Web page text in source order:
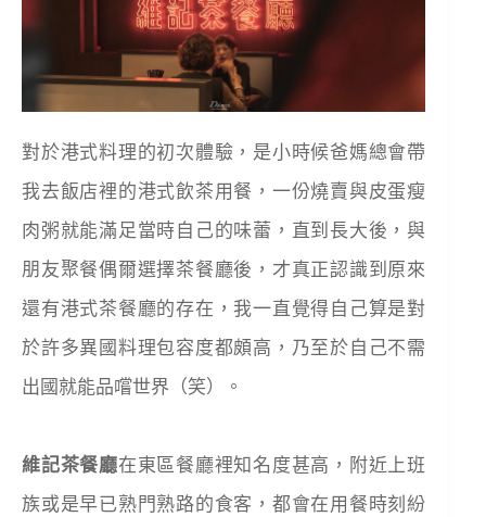
對於港式料理的初次體驗，是小時候爸媽總會帶
我去飯店裡的港式飲茶用餐，一份燒賣與皮蛋瘦
肉粥就能滿足當時自己的味蕾，直到長大後，與
朋友聚餐偶爾選擇茶餐廳後，才真正認識到原來
還有港式茶餐廳的存在，我一直覺得自己算是對
於許多異國料理包容度都頗高，乃至於自己不需
出國就能品嚐世界（笑）。
維記茶餐廳在東區餐廳裡知名度甚高，附近上班
族或是早已熟門熟路的食客，都會在用餐時刻紛